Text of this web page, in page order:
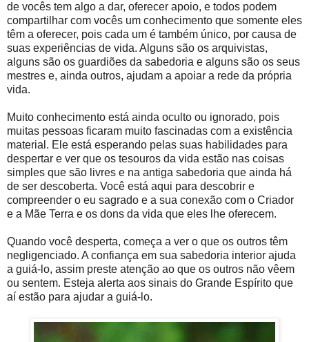
de vocês tem algo a dar, oferecer apoio, e todos podem
compartilhar com vocês um conhecimento que somente eles
têm a oferecer, pois cada um é também único, por causa de
suas experiências de vida. Alguns são os arquivistas,
alguns são os guardiões da sabedoria e alguns são os seus
mestres e, ainda outros, ajudam a apoiar a rede da própria
vida.
Muito conhecimento está ainda oculto ou ignorado, pois
muitas pessoas ficaram muito fascinadas com a existência
material. Ele está esperando pelas suas habilidades para
despertar e ver que os tesouros da vida estão nas coisas
simples que são livres e na antiga sabedoria que ainda há
de ser descoberta. Você está aqui para descobrir e
compreender o eu sagrado e a sua conexão com o Criador
e a Mãe Terra e os dons da vida que eles lhe oferecem.
Quando você desperta, começa a ver o que os outros têm
negligenciado. A confiança em sua sabedoria interior ajuda
a guiá-lo, assim preste atenção ao que os outros não vêem
ou sentem. Esteja alerta aos sinais do Grande Espírito que
aí estão para ajudar a guiá-lo.